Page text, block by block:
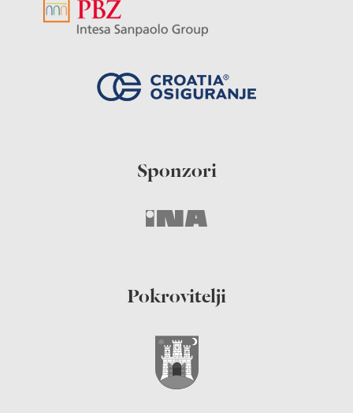
Sponzori
Pokrovitelji